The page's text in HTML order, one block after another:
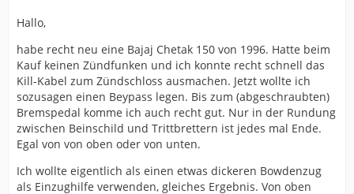
Hallo,
habe recht neu eine Bajaj Chetak 150 von 1996. Hatte beim
Kauf keinen Zündfunken und ich konnte recht schnell das
Kill-Kabel zum Zündschloss ausmachen. Jetzt wollte ich
sozusagen einen Beypass legen. Bis zum (abgeschraubten)
Bremspedal komme ich auch recht gut. Nur in der Rundung
zwischen Beinschild und Trittbrettern ist jedes mal Ende.
Egal von von oben oder von unten.
Ich wollte eigentlich als einen etwas dickeren Bowdenzug
als Einzughilfe verwenden, gleiches Ergebnis. Von oben